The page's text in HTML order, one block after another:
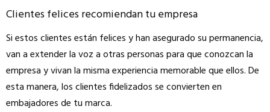
Clientes felices recomiendan tu empresa
Si estos clientes están felices y han asegurado su permanencia,
van a extender la voz a otras personas para que conozcan la
empresa y vivan la misma experiencia memorable que ellos. De
esta manera, los clientes fidelizados se convierten en
embajadores de tu marca.